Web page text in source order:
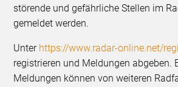
störende und gefährliche Stellen im
gemeldet werden.
Unter https://www.radar-online.net/
registrieren und Meldungen abgeben.
Meldungen können von weiteren